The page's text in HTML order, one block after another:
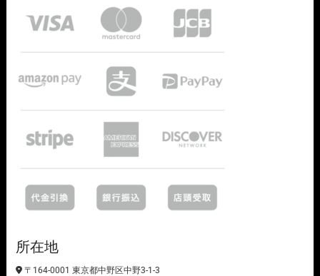
所在地
〒164-0001 東京都中野区中野3-1-3